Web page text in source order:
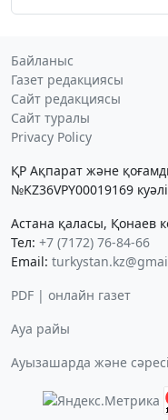
Байланыс
Газет редакциясы
Сайт редакциясы
Сайт туралы
Privacy Policy
ҚР Ақпарат және
№KZ36VPY00019169
Астана қаласы, Қонаев
Тел: +7 (7172) 76-84-66
Email:
PDF | онлайн газет
Ауа райы
Ауызашарда және